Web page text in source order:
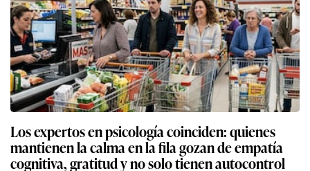
Los expertos en psicología coinciden: quienes
mantienen la calma en la fila gozan de empatía
cognitiva, gratitud y no solo tienen autocontrol